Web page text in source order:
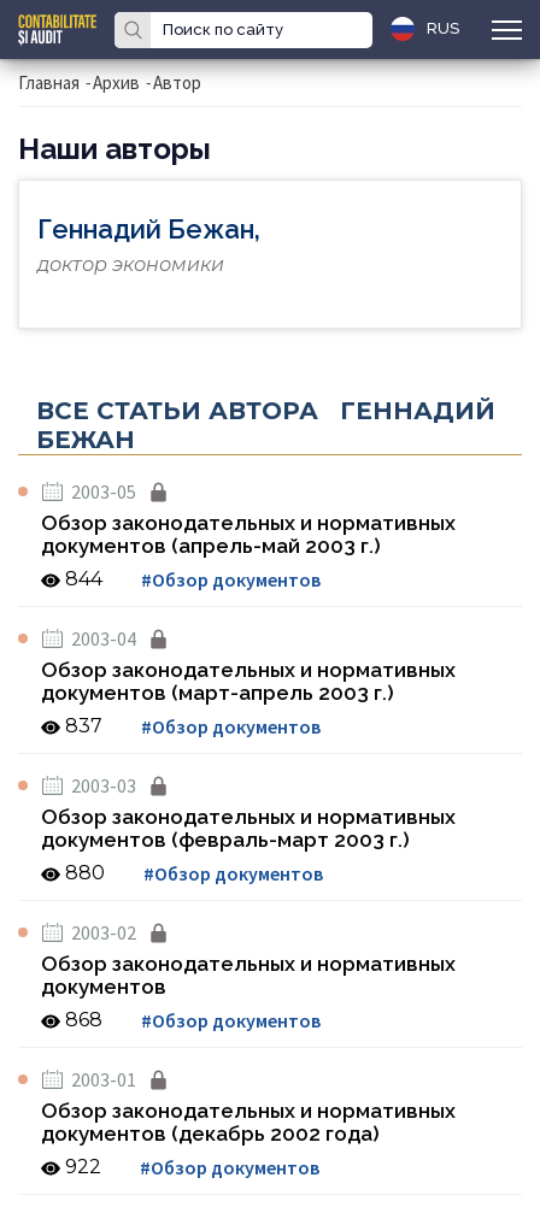
RUS
Главная -Архив -Автор
Наши авторы
Геннадий Бежан,
доктор экономики
ВСЕ СТАТЬИ АВТОРА ГЕННАДИЙ
БЕЖАН
2003-05
Обзор законодательных и нормативных
документов (апрель-май 2003 г.)
844 #Обзор документов
2003-04
Обзор законодательных и нормативных
документов (март-апрель 2003 г.)
837 #Обзор документов
2003-03
Обзор законодательных и нормативных
документов (февраль-март 2003 г.)
880 #Обзор документов
2003-02
Обзор законодательных и нормативных
документов
868 #Обзор документов
2003-01
Обзор законодательных и нормативных
документов (декабрь 2002 года)
922 #Обзор документов